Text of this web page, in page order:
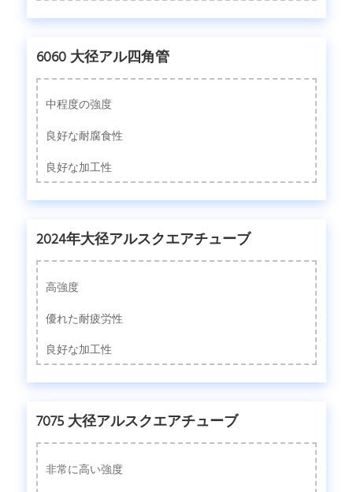
6060 大径アル四角管
中程度の強度
良好な耐腐食性
良好な加工性
2024年大径アルスクエアチューブ
高強度
優れた耐疲労性
良好な加工性
7075 大径アルスクエアチューブ
非常に高い強度